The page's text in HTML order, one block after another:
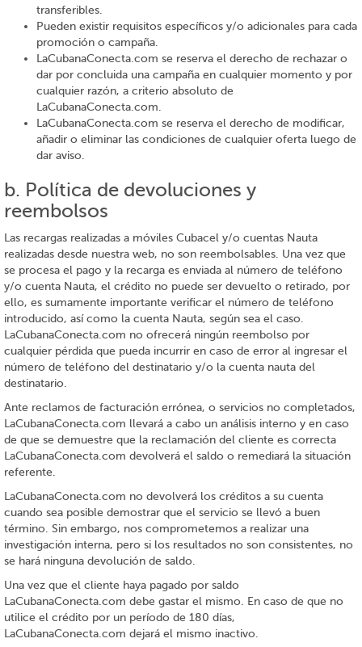
transferibles.
Pueden existir requisitos específicos y/o adicionales para cada
promoción o campaña.
LaCubanaConecta.com se reserva el derecho de rechazar o
dar por concluida una campaña en cualquier momento y por
cualquier razón, a criterio absoluto de
LaCubanaConecta.com.
LaCubanaConecta.com se reserva el derecho de modificar,
añadir o eliminar las condiciones de cualquier oferta luego de
dar aviso.
b. Política de devoluciones y
reembolsos
Las recargas realizadas a móviles Cubacel y/o cuentas Nauta
realizadas desde nuestra web, no son reembolsables. Una vez que
se procesa el pago y la recarga es enviada al número de teléfono
y/o cuenta Nauta, el crédito no puede ser devuelto o retirado, por
ello, es sumamente importante verificar el número de teléfono
introducido, así como la cuenta Nauta, según sea el caso.
LaCubanaConecta.com no ofrecerá ningún reembolso por
cualquier pérdida que pueda incurrir en caso de error al ingresar el
número de teléfono del destinatario y/o la cuenta nauta del
destinatario.
Ante reclamos de facturación errónea, o servicios no completados,
LaCubanaConecta.com llevará a cabo un análisis interno y en caso
de que se demuestre que la reclamación del cliente es correcta
LaCubanaConecta.com devolverá el saldo o remediará la situación
referente.
LaCubanaConecta.com no devolverá los créditos a su cuenta
cuando sea posible demostrar que el servicio se llevó a buen
término. Sin embargo, nos comprometemos a realizar una
investigación interna, pero si los resultados no son consistentes, no
se hará ninguna devolución de saldo.
Una vez que el cliente haya pagado por saldo
LaCubanaConecta.com debe gastar el mismo. En caso de que no
utilice el crédito por un período de 180 días,
LaCubanaConecta.com dejará el mismo inactivo.